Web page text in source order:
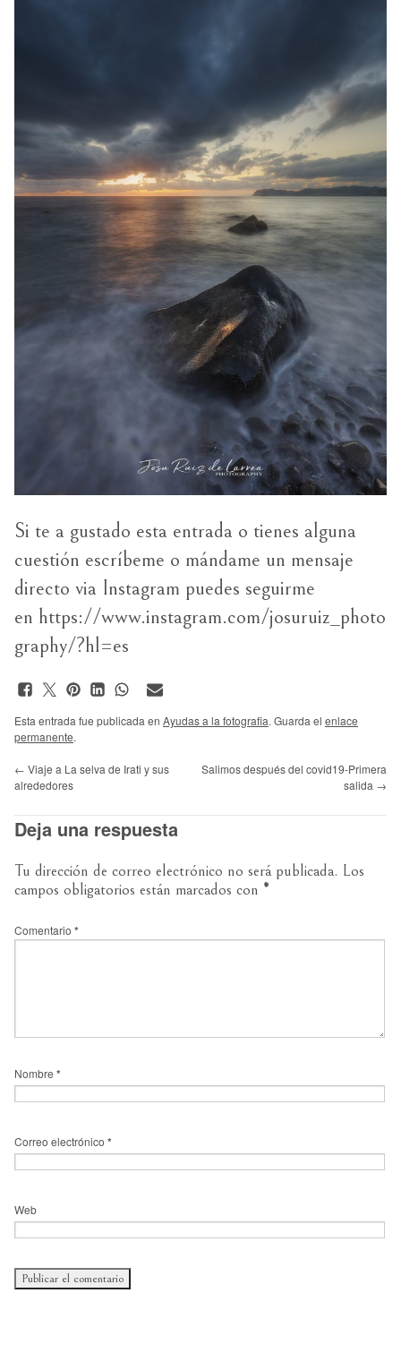
Si te a gustado esta entrada o tienes alguna
cuestión escríbeme o mándame un mensaje
directo via Instagram puedes seguirme
en https://www.instagram.com/josuruiz_photo
graphy/?hl=es
Esta entrada fue publicada en Ayudas a la fotografia. Guarda el enlace
permanente.
← Viaje a La selva de Irati y sus
alrededores
Salimos después del covid19-Primera
salida →
Deja una respuesta
Tu dirección de correo electrónico no será publicada. Los
campos obligatorios están marcados con *
Comentario *
Nombre *
Correo electrónico *
Web